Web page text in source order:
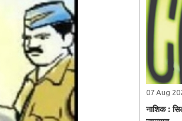
07 Aug
नाशिक :